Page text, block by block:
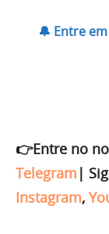
🔔 Entre
👉Entre no
Telegram |
Instagram,